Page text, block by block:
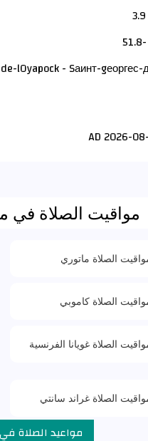
3.9
-51.8
lOyapock - Sаинт-gеоргес-
مواقيت الصلاة في
الصلاة ماتوري
الصلاة كاموبي
الصلاة غويانا الفرنسية
الصلاة غراند سانتي
مواعيد الصلاة